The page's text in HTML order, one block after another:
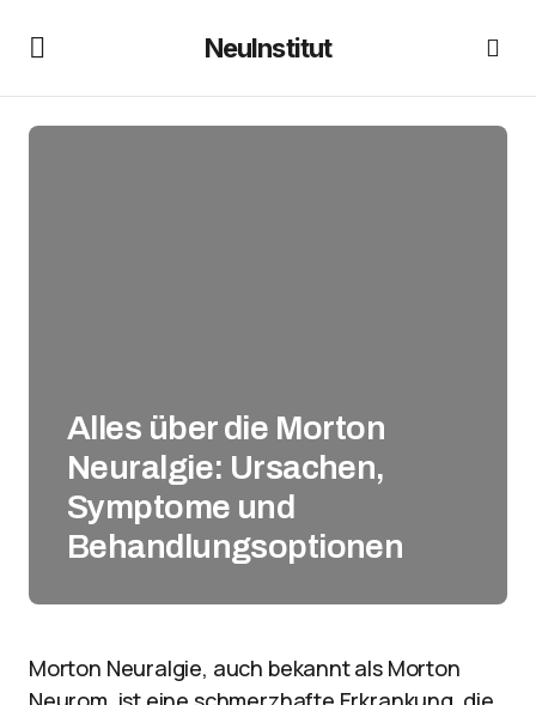
NeuInstitut
Alles über die Morton
Neuralgie: Ursachen,
Symptome und
Behandlungsoptionen
Morton Neuralgie, auch bekannt als Morton